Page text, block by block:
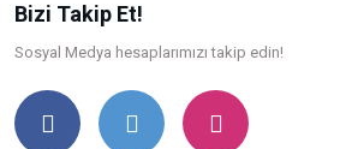
Bizi Takip Et!
Sosyal Medya hesaplarımızı takip edin!